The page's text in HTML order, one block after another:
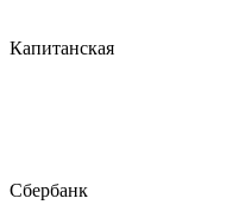
Капитанская
Сбербанк